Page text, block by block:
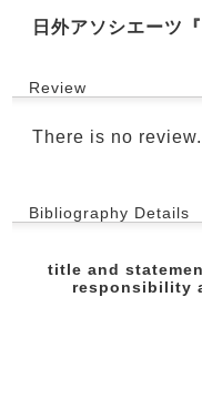
日外アソシエーツ
Review
There is no review.
Bibliography Details
title and
responsibility